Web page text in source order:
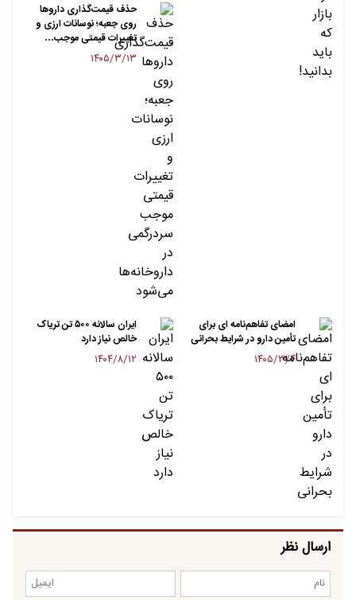
حذف قیمت‌گذاری داروها
روی جعبه؛ نوسانات ارزی و
تغییرات قیمتی موجب…
۱۴۰۵/۳/۱۳
امضای تفاهم‌نامه ای برای
تأمین دارو در شرایط بحرانی
۱۴۰۵/۳/۴
ایران سالانه ۵۰۰ تن تریاک
خالص نیاز دارد
۱۴۰۴/۸/۱۲
ارسال نظر